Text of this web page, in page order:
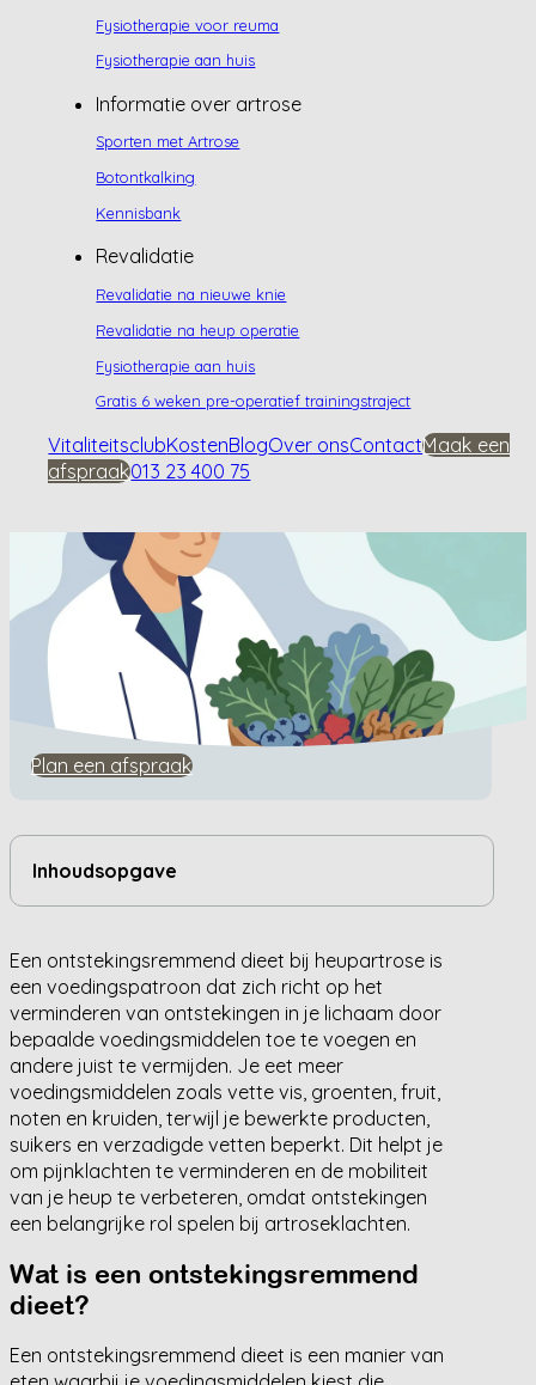
Fysiotherapie voor reuma
Fysiotherapie aan huis
Informatie over artrose
Sporten met Artrose
Botontkalking
Kennisbank
Revalidatie
Revalidatie na nieuwe knie
Revalidatie na heup operatie
Fysiotherapie aan huis
Gratis 6 weken pre-operatief trainingstraject
VitaliteitsclubKostenBlogOver onsContactMaak een
afspraak013 23 400 75
Home Kennisbank/ Wat is een ontstekingsremmend dieet bij heupartrose?
Wat is een
ontstekingsremmend dieet bij
heupartrose?
Plan een afspraak
Inhoudsopgave
Een ontstekingsremmend dieet bij heupartrose is
een voedingspatroon dat zich richt op het
verminderen van ontstekingen in je lichaam door
bepaalde voedingsmiddelen toe te voegen en
andere juist te vermijden. Je eet meer
voedingsmiddelen zoals vette vis, groenten, fruit,
noten en kruiden, terwijl je bewerkte producten,
suikers en verzadigde vetten beperkt. Dit helpt je
om pijnklachten te verminderen en de mobiliteit
van je heup te verbeteren, omdat ontstekingen
een belangrijke rol spelen bij artroseklachten.
Wat is een ontstekingsremmend
dieet?
Een ontstekingsremmend dieet is een manier van